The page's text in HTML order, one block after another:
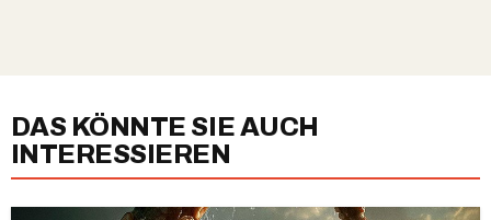
DAS KÖNNTE SIE AUCH
INTERESSIEREN